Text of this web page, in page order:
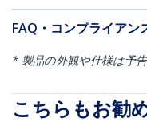
FAQ・コンプライアン
* 製品の外観や仕様は予
こちらもお勧